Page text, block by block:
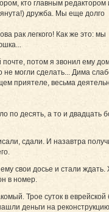
кто главным редактором
дружба. Мы еще долго
рак легкого! Как же это: мы
потом я звонил ему
не могли сделать... Дима
приятеле, весьма
десять, а то и двадцать
сдали. И назавтра
свои досье и стали
в номер.
Трое суток в
деньги на